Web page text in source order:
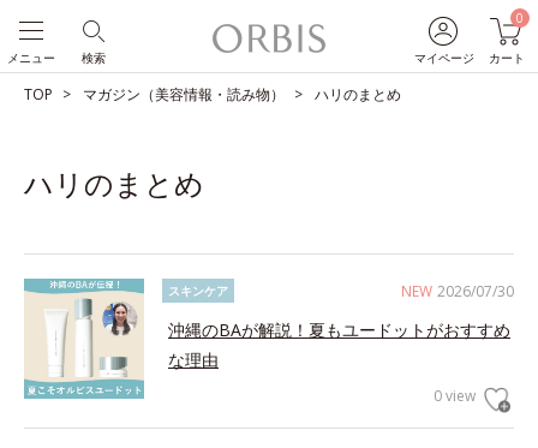
マイページ
0
カート
検索
メニュー
TOP マガジン（美容情報・読み物） ハリのまとめ
ハリのまとめ
NEW 2026/07/30
スキンケア
沖縄のBAが解説！夏もユードットがおすすめ
な理由
0 view